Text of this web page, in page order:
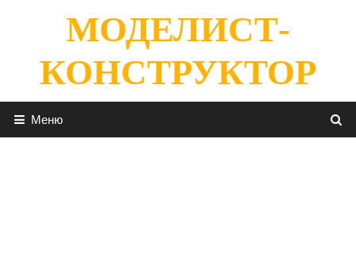
содержимомуМОДЕЛИСТ-
КОНСТРУКТОР
Меню